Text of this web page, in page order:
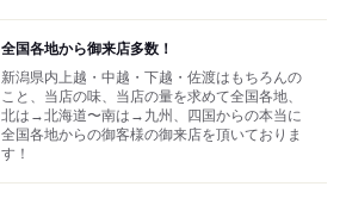
全国各地から御来店多数！
新潟県内上越・中越・下越・佐渡はもちろんの
こと、当店の味、当店の量を求めて全国各地、
北は→北海道〜南は→九州、四国からの本当に
全国各地からの御客様の御来店を頂いておりま
す！